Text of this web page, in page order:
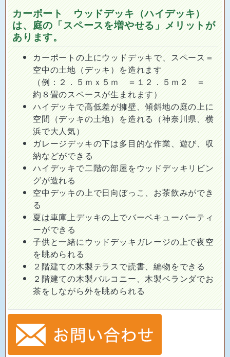
カーポート ウッドデッキ（ハイデッキ）
は、庭の「スペースを増やせる」メリットが
あります。
カーポートの上にウッドデッキで、スペース＝
空中の土地（デッキ）を造れます
（例：２．５ｍｘ５ｍ ＝１２．５ｍ２ ＝
約８畳のスペースが生まれます）
ハイデッキで高低差が擁壁、傾斜地の庭の上に
空間（デッキの土地）を造れる（神奈川県、横
浜で大人気）
ガレージデッキの下は多目的な作業、遊び、収
納などができる
ハイデッキで二階の部屋をウッドデッキリビン
グが造れる
空中デッキの上で日向ぼっこ、お茶飲みができ
る
夏は車庫上デッキの上でバーベキューパーティ
ーができる
子供と一緒にウッドデッキガレージの上で夜空
を眺められる
２階建ての木製テラスで読書、編物をできる
２階建ての木製バルコニー、木製ベランダでお
茶をしながら外を眺められる